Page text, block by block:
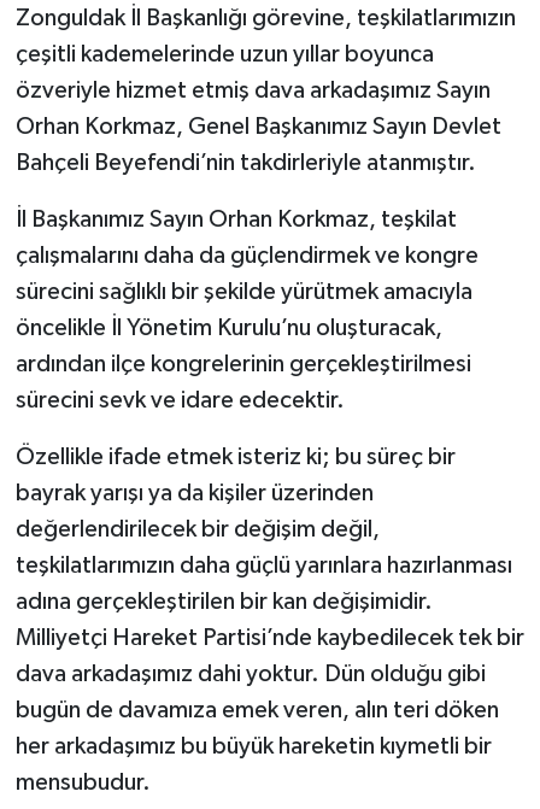
Zonguldak İl Başkanlığı görevine, teşkilatlarımızın
çeşitli kademelerinde uzun yıllar boyunca
özveriyle hizmet etmiş dava arkadaşımız Sayın
Orhan Korkmaz, Genel Başkanımız Sayın Devlet
Bahçeli Beyefendi’nin takdirleriyle atanmıştır.
İl Başkanımız Sayın Orhan Korkmaz, teşkilat
çalışmalarını daha da güçlendirmek ve kongre
sürecini sağlıklı bir şekilde yürütmek amacıyla
öncelikle İl Yönetim Kurulu’nu oluşturacak,
ardından ilçe kongrelerinin gerçekleştirilmesi
sürecini sevk ve idare edecektir.
Özellikle ifade etmek isteriz ki; bu süreç bir
bayrak yarışı ya da kişiler üzerinden
değerlendirilecek bir değişim değil,
teşkilatlarımızın daha güçlü yarınlara hazırlanması
adına gerçekleştirilen bir kan değişimidir.
Milliyetçi Hareket Partisi’nde kaybedilecek tek bir
dava arkadaşımız dahi yoktur. Dün olduğu gibi
bugün de davamıza emek veren, alın teri döken
her arkadaşımız bu büyük hareketin kıymetli bir
mensubudur.